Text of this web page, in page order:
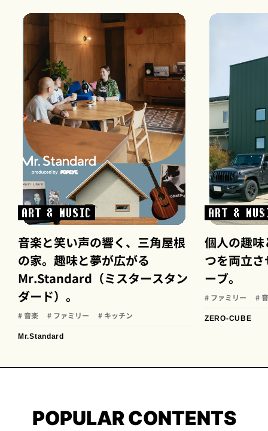
ART & MUSIC
音楽と笑い声の響く、三角屋根
の家。趣味と夢が広がる
Mr.Standard（ミスタースタン
ダード）。
# 音楽 # ファミリー # キッチン
Mr.Standard
ART &
個人の趣
つを両立
ーブ。
# ファミリー #
ZERO-CUBE
POPULAR CONTENTS